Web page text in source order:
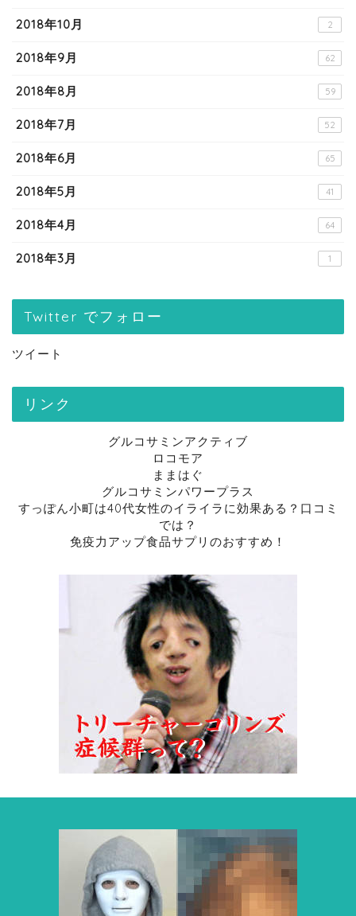
2018年10月 2
2018年9月 62
2018年8月 59
2018年7月 52
2018年6月 65
2018年5月 41
2018年4月 64
2018年3月 1
Twitter でフォロー
ツイート
リンク
グルコサミンアクティブ
ロコモア
ままはぐ
グルコサミンパワープラス
すっぽん小町は40代女性のイライラに効果ある？口コミ
では？
免疫力アップ食品サプリのおすすめ！